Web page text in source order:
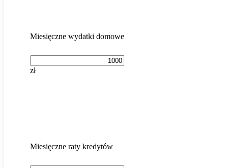
Miesięczne wydatki domowe
zł
Miesięczne raty kredytów